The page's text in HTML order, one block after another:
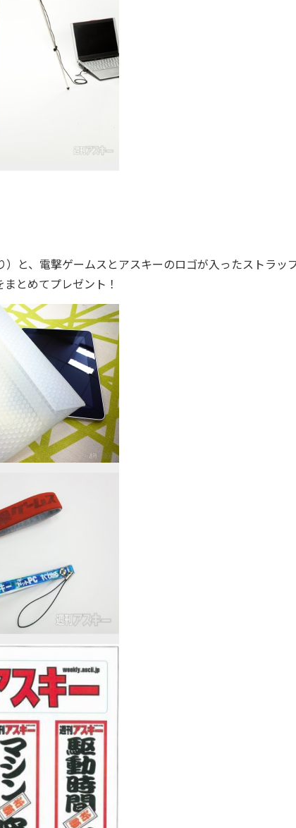
と、電撃ゲームスとアスキーのロゴが入ったストラッ
とめてプレゼント！